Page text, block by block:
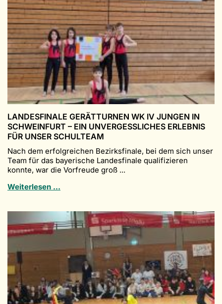
LANDESFINALE GERÄTTURNEN WK IV JUNGEN IN
SCHWEINFURT – EIN UNVERGESSLICHES ERLEBNIS
FÜR UNSER SCHULTEAM
Nach dem erfolgreichen Bezirksfinale, bei dem sich unser
Team für das bayerische Landesfinale qualifizieren
konnte, war die Vorfreude groß ...
Weiterlesen …
IV
Jungen
Schweinfurt
–
Ein
unvergessliches
Erlebnis
für
unser